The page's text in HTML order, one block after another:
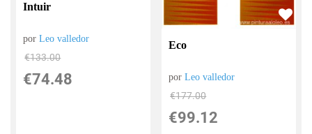
Intuir
porLeo valledor
€133.00
€74.48
Eco
porLeo valledor
€177.00
€99.12